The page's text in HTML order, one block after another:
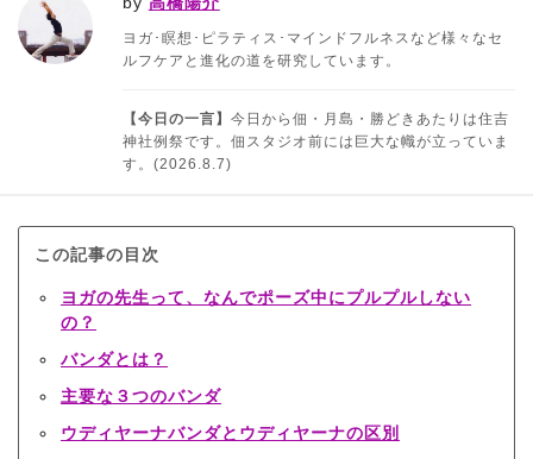
ヨガ･瞑想･ピラティス･マインドフルネスなど様々なセ
ルフケアと進化の道を研究しています。
【今日の一言】 今日から佃・月島・勝どきあたりは住吉
神社例祭です。佃スタジオ前には巨大な幟が立っていま
す。(2026.8.7)
この記事の目次
ヨガの先生って、なんでポーズ中にプルプルしない
の？
バンダとは？
主要な３つのバンダ
ウディヤーナバンダとウディヤーナの区別